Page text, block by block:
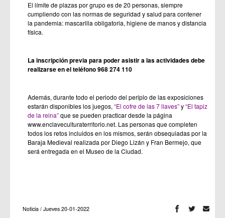
El límite de plazas por grupo es de 20 personas, siempre
cumpliendo con las normas de seguridad y salud para contener
la pandemia: mascarilla obligatoria, higiene de manos y distancia
física.
La inscripción previa para poder asistir a las actividades debe
realizarse en el teléfono 968 274 110
Además, durante todo el periodo del periplo de las exposiciones
estarán disponibles los juegos,“El cofre de las 7 llaves”y“El tapiz
de la reina”que se pueden practicar desde la página
www.enclaveculturaterritorio.net. Las personas que completen
todos los retos incluidos en los mismos, serán obsequiadas por la
Baraja Medieval realizada por Diego Lizán y Fran Bermejo, que
será entregada en el Museo de la Ciudad.
Noticia / Jueves 20-01-2022